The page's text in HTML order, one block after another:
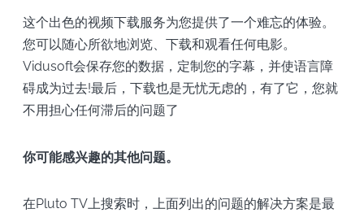
这个出色的视频下载服务为您提供了一个难忘的体验。
您可以随心所欲地浏览、下载和观看任何电影。
Vidusoft会保存您的数据，定制您的字幕，并使语言障
碍成为过去!最后，下载也是无忧无虑的，有了它，您就
不用担心任何滞后的问题了
你可能感兴趣的其他问题。
在Pluto TV上搜索时，上面列出的问题的解决方案是最